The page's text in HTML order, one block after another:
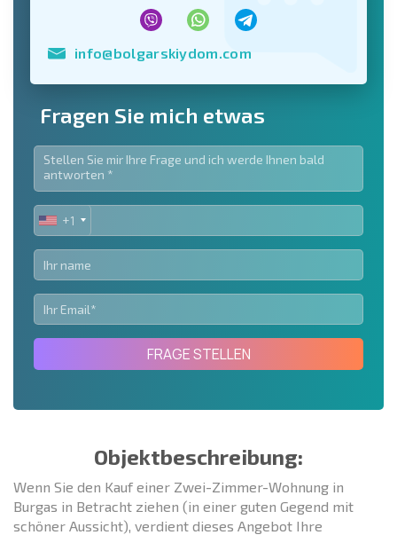
info@bolgarskiydom.com
Fragen Sie mich etwas
UNITED
STATES
+1
+1
FRAGE STELLEN
Objektbeschreibung:
Wenn Sie den Kauf einer Zwei-Zimmer-Wohnung in
Burgas in Betracht ziehen (in einer guten Gegend mit
schöner Aussicht), verdient dieses Angebot Ihre